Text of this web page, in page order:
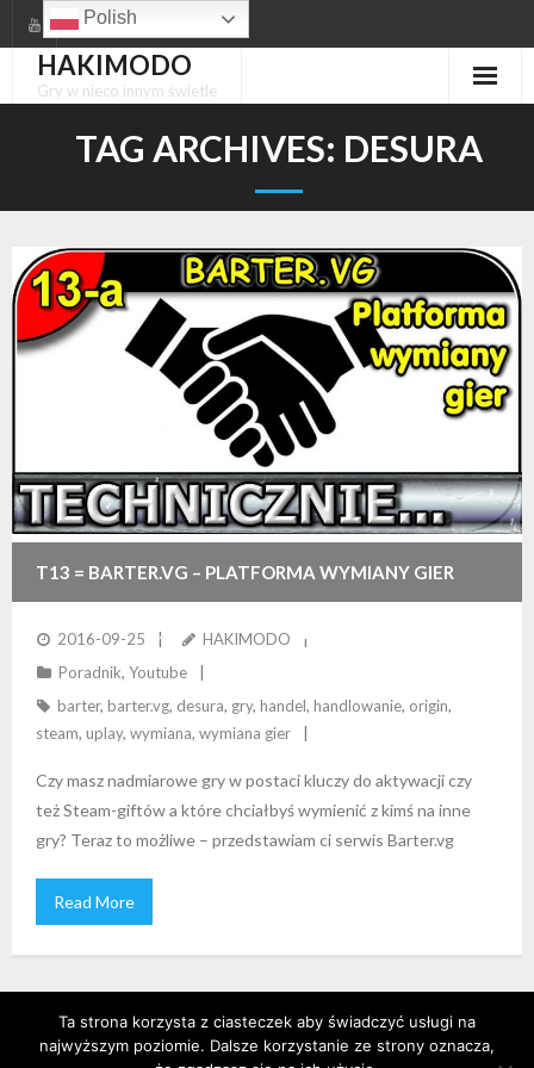
to
contentHAKIMODO
Gry w nieco innym świetle
TAG ARCHIVES: DESURA
T13 = BARTER.VG – PLATFORMA WYMIANY GIER
MIĘDZY GRACZAMI == OMÓWIENIE SERWISU
2016-09-25
HAKIMODO
Poradnik, Youtube
barter, barter.vg, desura, gry, handel, handlowanie, origin,
steam, uplay, wymiana, wymiana gier
Czy masz nadmiarowe gry w postaci kluczy do aktywacji czy
też Steam-giftów a które chciałbyś wymienić z kimś na inne
gry? Teraz to możliwe – przedstawiam ci serwis Barter.vg
Read More
Polish
Ta strona korzysta z ciasteczek aby świadczyć usługi na
najwyższym poziomie. Dalsze korzystanie ze strony oznacza,